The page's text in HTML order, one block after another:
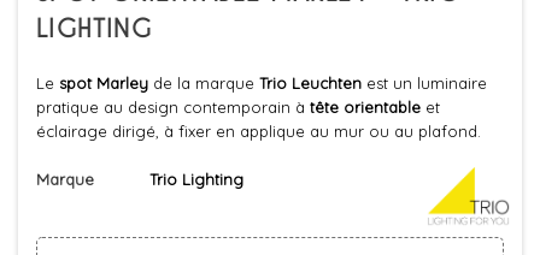
LIGHTING
Le spot Marley de la marque Trio Leuchten est un luminaire
pratique au design contemporain à tête orientable et
éclairage dirigé, à fixer en applique au mur ou au plafond.
Marque Trio Lighting